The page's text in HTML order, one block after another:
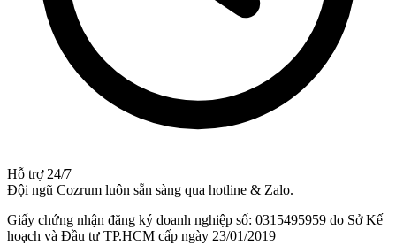
Hỗ trợ 24/7
Đội ngũ Cozrum luôn sẵn sàng qua hotline & Zalo.
Giấy chứng nhận đăng ký doanh nghiệp số: 0315495959 do Sở Kế
hoạch và Đầu tư TP.HCM cấp ngày 23/01/2019